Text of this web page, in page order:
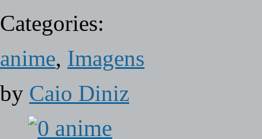
Categories:
anime, Imagens
by Caio Diniz